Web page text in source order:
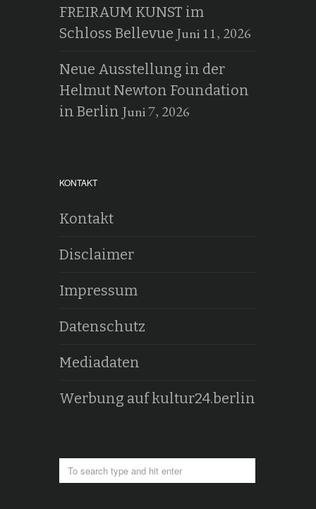
FREIRAUM KUNST im
Schloss Bellevue Juni 11, 2026
Neue Ausstellung in der
Helmut Newton Foundation
in Berlin Juni 7, 2026
KONTAKT
Kontakt
Disclaimer
Impressum
Datenschutz
Mediadaten
Werbung auf kultur24.berlin